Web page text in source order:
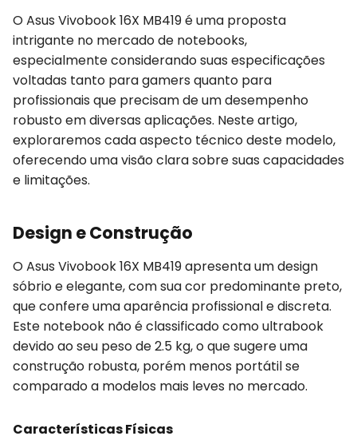
O Asus Vivobook 16X MB419 é uma proposta
intrigante no mercado de notebooks,
especialmente considerando suas especificações
voltadas tanto para gamers quanto para
profissionais que precisam de um desempenho
robusto em diversas aplicações. Neste artigo,
exploraremos cada aspecto técnico deste modelo,
oferecendo uma visão clara sobre suas capacidades
e limitações.
Design e Construção
O Asus Vivobook 16X MB419 apresenta um design
sóbrio e elegante, com sua cor predominante preto,
que confere uma aparência profissional e discreta.
Este notebook não é classificado como ultrabook
devido ao seu peso de 2.5 kg, o que sugere uma
construção robusta, porém menos portátil se
comparado a modelos mais leves no mercado.
Características Físicas